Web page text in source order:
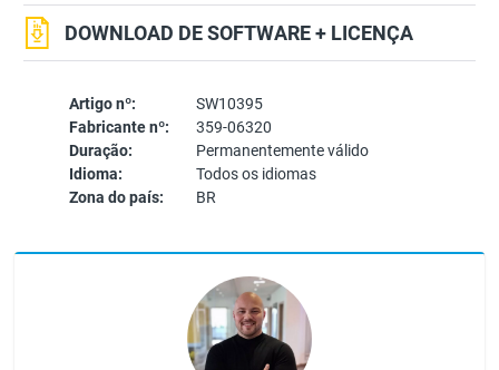
Artigo nº:
SW10395
Fabricante nº:
359-06320
Duração:
Permanentemente válido
Idioma:
Todos os idiomas
Zona do país:
BR
DOWNLOAD DE SOFTWARE + LICENÇA